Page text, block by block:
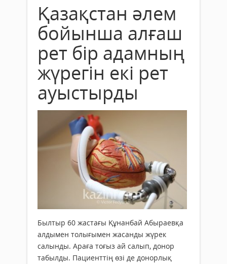
Қазақстан әлем
бойынша алғаш
рет бір адамның
жүрегін екі рет
ауыстырды
Былтыр 60 жастағы Құнанбай Абыраевқа
алдымен толығымен жасанды жүрек
салынды. Араға тоғыз ай салып, донор
табылды. Пациенттің өзі де донорлық